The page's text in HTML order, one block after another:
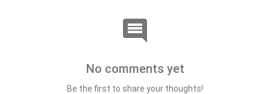
No comments yet
Be the first to share your thoughts!